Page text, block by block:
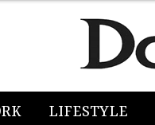
LIFESTYLE